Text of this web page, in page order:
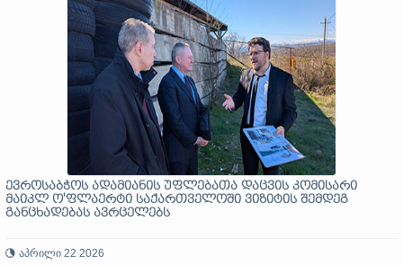
ევროსაბჭოს ადამიანის უფლებათა დაცვის კომისარი
მაიკლ ო'ფლაერტი საქართველოში ვიზიტის შემდეგ
განცხადებას ავრცელებს
აპრილი 22 2026